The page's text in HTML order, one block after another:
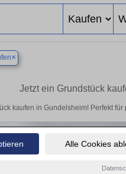
Alle Cookies
×
Jetzt ein Grundstück
kaufen in Gundelsheim! Perfekt